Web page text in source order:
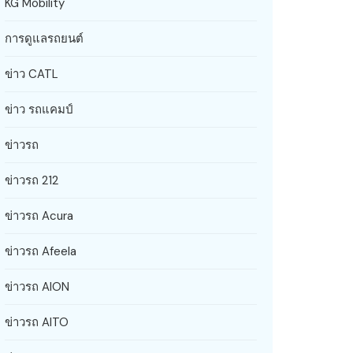
การดูแลรถยนต์
ข่าว CATL
ข่าว รถแคมป์
ข่าวรถ
ข่าวรถ 212
ข่าวรถ Acura
ข่าวรถ Afeela
ข่าวรถ AION
ข่าวรถ AITO